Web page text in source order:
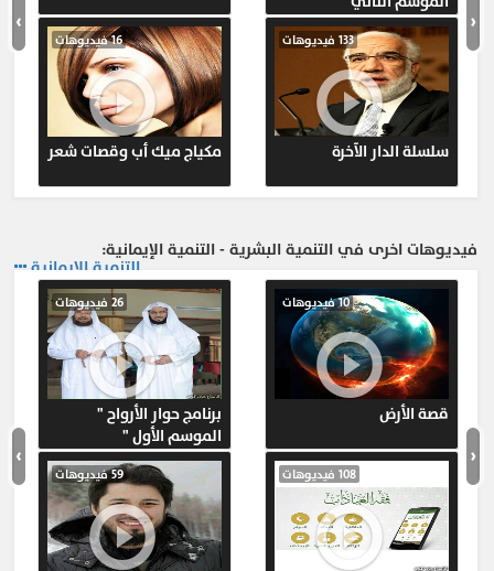
سلسلة الدار الآخرة
133 فيديوهات
مكياج ميك أب وقصات شعر
16 فيديوهات ‹
›
فيديوهات اخرى في التنمية البشرية - التنمية الإيمانية:
التنمية الإيمانية
قصة الأرض
10 فيديوهات
برنامج حوار الأرواح "
الموسم الأول "
26 فيديوهات
108 فيديوهات 59 فيديوهات ‹
›